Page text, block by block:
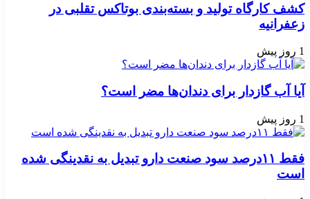
کشف کارگاه تولید و بسته‌بندی بوتاکس تقلبی در
زعفرانیه
1 روز پیش
آیا آب گازدار برای دندان‌ها مضر است؟
1 روز پیش
فقط ۱۱‌درصد سود صنعت دارو تبدیل به نقدینگی شده
است